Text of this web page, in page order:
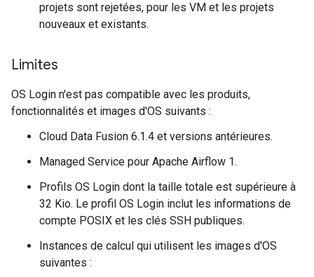
projets sont rejetées, pour les VM et les projets
nouveaux et existants.
Limites
OS Login n'est pas compatible avec les produits,
fonctionnalités et images d'OS suivants :
Cloud Data Fusion 6.1.4 et versions antérieures.
Managed Service pour Apache Airflow 1.
Profils OS Login dont la taille totale est supérieure à
32 Kio. Le profil OS Login inclut les informations de
compte POSIX et les clés SSH publiques.
Instances de calcul qui utilisent les images d'OS
suivantes :